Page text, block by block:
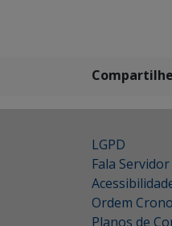
LGPD
Fala Servidor
Ordem
Planos de